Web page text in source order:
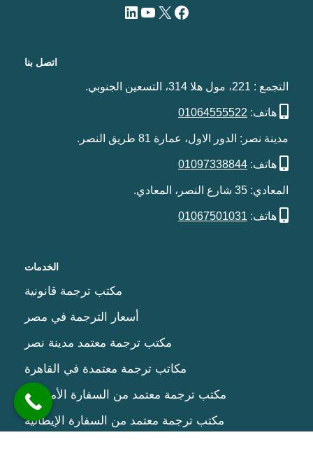
اتصل بنا
التجمع : 221، مول هلا 314، التسعين الجنوبي.
هاتف: 01064555522
مدينة نصر: الدور الاول، عمارة 81 طريق النصر.
هاتف: 01097338844
المعادي: 35 شارع النصر، المعادي.
هاتف: 01067501031
الخدمات
مكتب ترجمة قانونية
أسعار الترجمة في مصر
مكتب ترجمة معتمد مدينة نصر
مكاتب ترجمة معتمدة في القاهرة
مكتب ترجمة معتمد من السفارة الأمريكية
مكتب ترجمة معتمد من السفارة الإيطالية